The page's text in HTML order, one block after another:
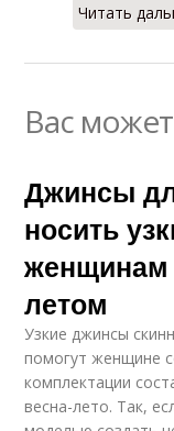
Читать
Вас
Джинсы
носить
женщинам
летом
Узкие джинсы
помогут женщине
комплектации
весна-лето. Так,